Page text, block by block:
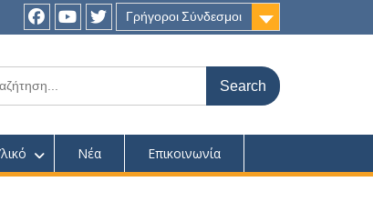
Γρήγοροι Σύνδεσμοι
Facebookyoutubetwitter
Νέα Επικοινωνία